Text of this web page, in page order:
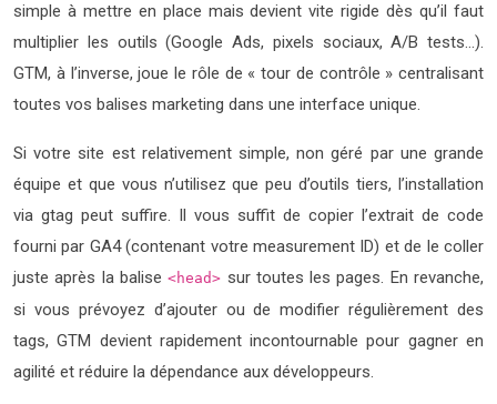
simple à mettre en place mais devient vite rigide dès qu’il faut
multiplier les outils (Google Ads, pixels sociaux, A/B tests…).
GTM, à l’inverse, joue le rôle de « tour de contrôle » centralisant
toutes vos balises marketing dans une interface unique.
Si votre site est relativement simple, non géré par une grande
équipe et que vous n’utilisez que peu d’outils tiers, l’installation
via gtag peut suffire. Il vous suffit de copier l’extrait de code
fourni par GA4 (contenant votre measurement ID) et de le coller
juste après la balise<head> sur toutes les pages. En revanche,
si vous prévoyez d’ajouter ou de modifier régulièrement des
tags, GTM devient rapidement incontournable pour gagner en
agilité et réduire la dépendance aux développeurs.